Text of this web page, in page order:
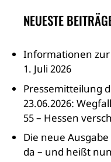
NEUESTE
Informationen zur
1. Juli 2026
Pressemitteilung
23.06.2026:
55 – Hessen
Die neue
da – und heißt